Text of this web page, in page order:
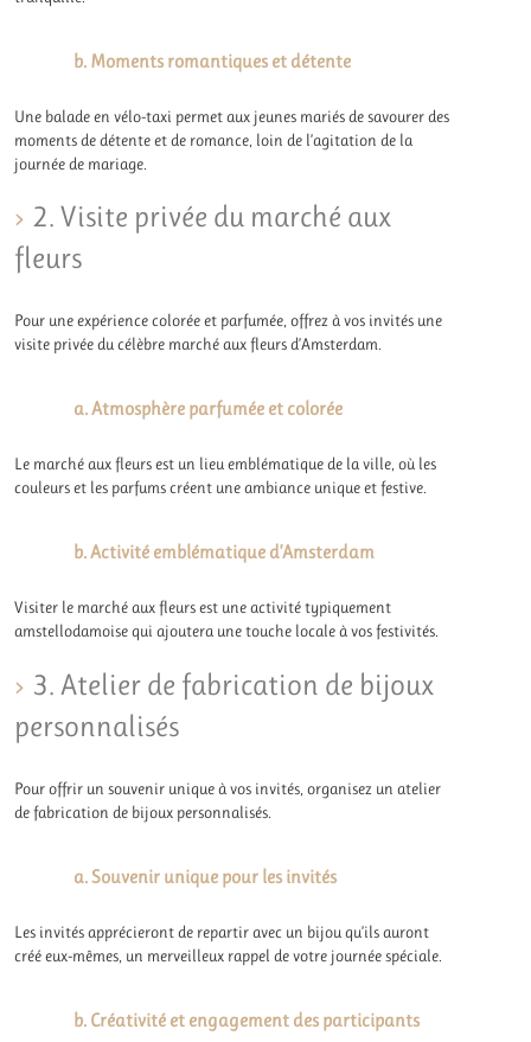
b. Moments romantiques et détente
Une balade en vélo-taxi permet aux jeunes mariés de savourer des
moments de détente et de romance, loin de l’agitation de la
journée de mariage.
2. Visite privée du marché aux
fleurs
Pour une expérience colorée et parfumée, offrez à vos invités une
visite privée du célèbre marché aux fleurs d’Amsterdam.
a. Atmosphère parfumée et colorée
Le marché aux fleurs est un lieu emblématique de la ville, où les
couleurs et les parfums créent une ambiance unique et festive.
b. Activité emblématique d’Amsterdam
Visiter le marché aux fleurs est une activité typiquement
amstellodamoise qui ajoutera une touche locale à vos festivités.
3. Atelier de fabrication de bijoux
personnalisés
Pour offrir un souvenir unique à vos invités, organisez un atelier
de fabrication de bijoux personnalisés.
a. Souvenir unique pour les invités
Les invités apprécieront de repartir avec un bijou qu’ils auront
créé eux-mêmes, un merveilleux rappel de votre journée spéciale.
b. Créativité et engagement des participants